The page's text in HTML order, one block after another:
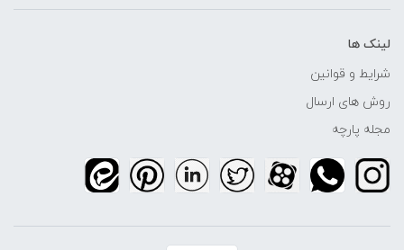
لینک ها
شرایط و قوانین
روش های ارسال
مجله پارچه